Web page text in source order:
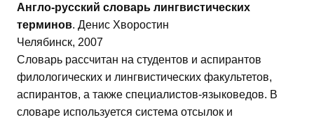
Англо-русский словарь лингвистических
терминов. Денис Хворостин
Челябинск, 2007
Словарь рассчитан на студентов и аспирантов
филологических и лингвистических факультетов,
аспирантов, а также специалистов-языковедов. В
словаре используется система отсылок и